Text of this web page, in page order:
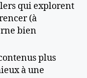
qui explorent
(à
bien
plus
à une